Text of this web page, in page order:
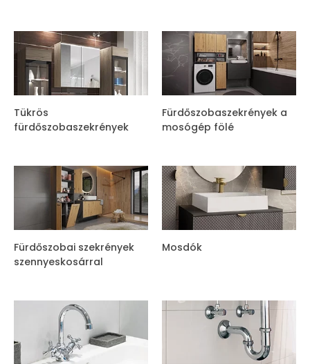
Tükrös
fürdőszobaszekrények
Fürdőszobaszekrények a
mosógép fölé
Fürdőszobai szekrények
szennyeskosárral
Mosdók